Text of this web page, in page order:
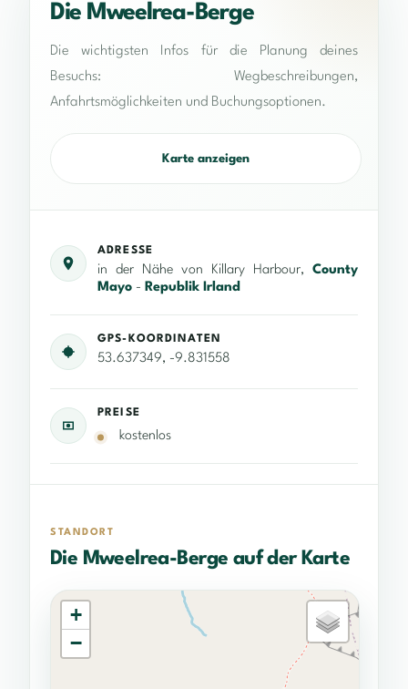
Die Mweelrea-Berge
Die wichtigsten Infos für die Planung deines
Besuchs: Wegbeschreibungen,
Anfahrtsmöglichkeiten und Buchungsoptionen.
Karte anzeigen
ADRESSE
in der Nähe von Killary Harbour, County
Mayo - Republik Irland
GPS-KOORDINATEN
53.637349, -9.831558
PREISE
kostenlos
STANDORT
Die Mweelrea-Berge auf der Karte
+
−